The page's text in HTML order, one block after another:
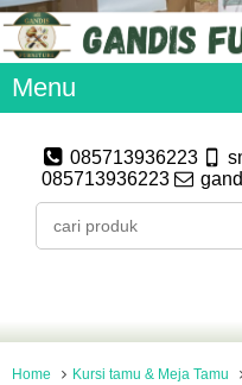
Menu
085713936223
085713936223
Home Kursi tamu & Meja Tamu